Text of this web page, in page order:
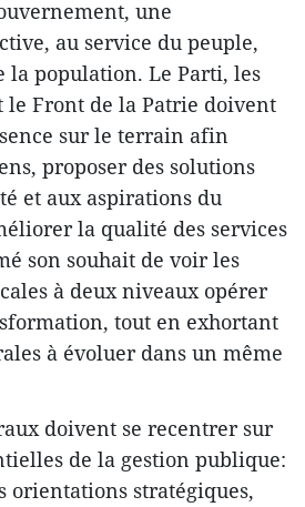
une
au service du peuple,
la population. Le Parti, les
le Front de la Patrie doivent
sur le terrain afin
proposer des solutions
et aux aspirations du
la qualité des services
son souhait de voir les
à deux niveaux opérer
tout en exhortant
à évoluer dans un même
doivent se recentrer sur
de la gestion publique:
orientations stratégiques,